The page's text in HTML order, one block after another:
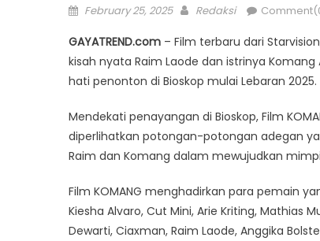
Posted
February 25, 2025 Author
Redaksi
GAYATREND.com – Film terbaru dari
kisah nyata Raim Laode dan istrinya
hati penonton di Bioskop mulai Lebaran 2025.
Mendekati penayangan di Bioskop, Film
diperlihatkan potongan-potongan adegan
Raim dan Komang dalam mewujudkan
Film KOMANG menghadirkan para pemain
Kiesha Alvaro, Cut Mini, Arie Kriting, Mathias
Dewarti, Ciaxman, Raim Laode, Anggika